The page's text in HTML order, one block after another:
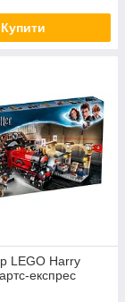
Купити
LEGO Harry
експрес